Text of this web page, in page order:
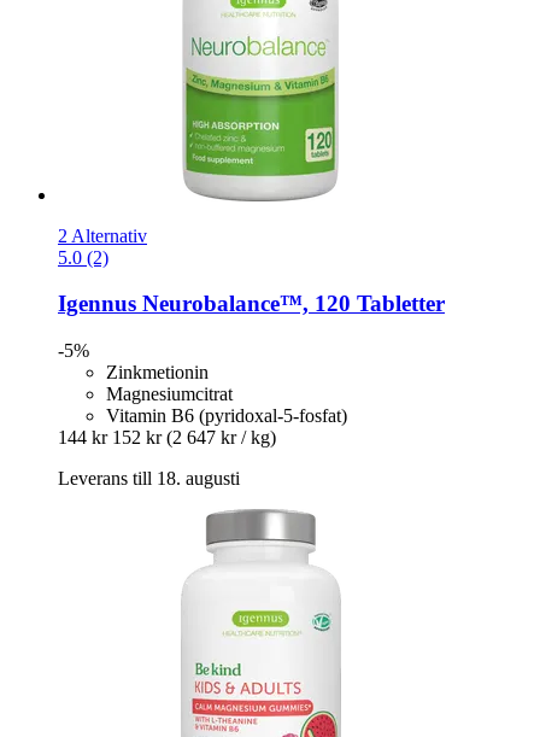
2 Alternativ
5.0 (2)
Igennus Neurobalance™, 120 Tabletter
-5%
Zinkmetionin
Magnesiumcitrat
Vitamin B6 (pyridoxal-5-fosfat)
144 kr 152 kr (2 647 kr / kg)
Leverans till 18. augusti